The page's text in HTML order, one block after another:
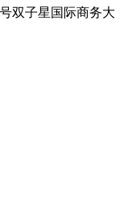
双子星国际商务大